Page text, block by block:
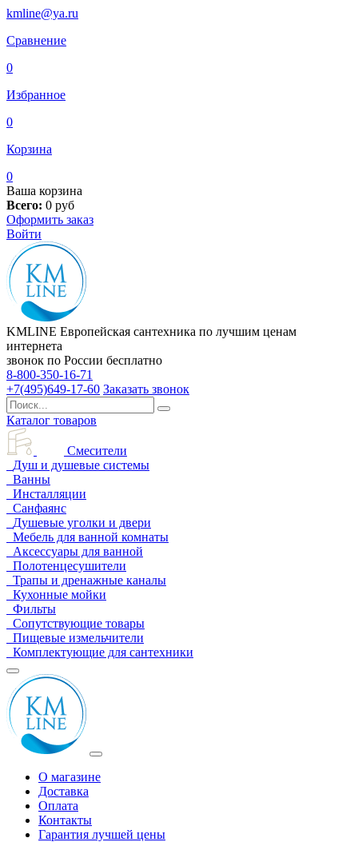
kmline@ya.ru
Сравнение
0
Избранное
0
Корзина
0
Ваша корзина
Всего: 0 руб
Оформить заказ
Войти
KMLINE Европейская сантехника по лучшим ценам
интернета
звонок по России бесплатно
8-800-350-16-71
+7(495)649-17-60 Заказать звонок
Каталог товаров
Смесители
Душ и душевые системы
Ванны
Инсталляции
Санфаянс
Душевые уголки и двери
Мебель для ванной комнаты
Аксессуары для ванной
Полотенцесушители
Трапы и дренажные каналы
Кухонные мойки
Фильты
Сопутствующие товары
Пищевые измельчители
Комплектующие для сантехники
О магазине
Доставка
Оплата
Контакты
Гарантия лучшей цены